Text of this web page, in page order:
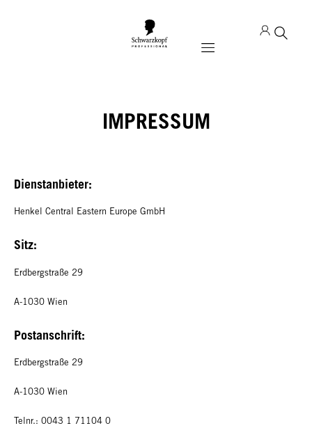
Mobile navigation
IMPRESSUM
Dienstanbieter:
Henkel Central Eastern Europe GmbH
Sitz:
Erdbergstraße 29
A-1030 Wien
Postanschrift:
Erdbergstraße 29
A-1030 Wien
Telnr.: 0043 1 71104 0